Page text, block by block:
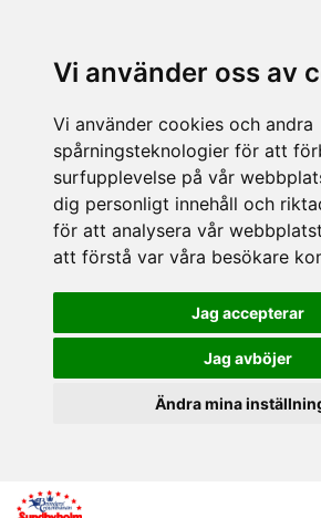
Vi använder oss av
Vi använder cookies och andra
spårningsteknologier för att
surfupplevelse på vår
dig personligt innehåll och
för att analysera vår
att förstå var våra besökare
Jag accepterar
Jag avböjer
Ändra mina